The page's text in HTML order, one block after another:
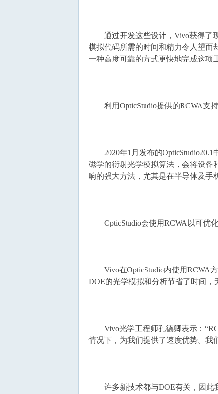
通过开发这些设计，Vivo获得了现
模拟代码所需的时间和精力令人望而
一种高度可靠的方式更快地完成这项
利用OpticStudio提供的RCWA支持
2020年1月发布的OpticStudio20.1
磁学的衍射光学模拟算法，会将设备
响的强大方法，尤其是在半导体及手
OpticStudio会使用RCWA以可优
Vivo在OpticStudio内使用RCWA方
DOE的光学模拟和分析节省了时间
Vivo光学工程师孔德卿表示：
情况下，为我们提供了速度优势。我
许多新技术都与DOE有关，因此